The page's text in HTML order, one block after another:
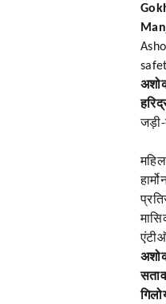
जड़ी-